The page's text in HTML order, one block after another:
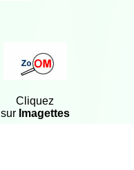
Cliquez
surImagettes